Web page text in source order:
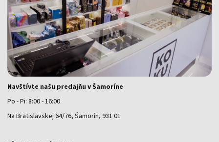
Navštívte našu predajňu v Šamoríne
Po - Pi: 8:00 - 16:00
Na Bratislavskej 64/76, Šamorín, 931 01